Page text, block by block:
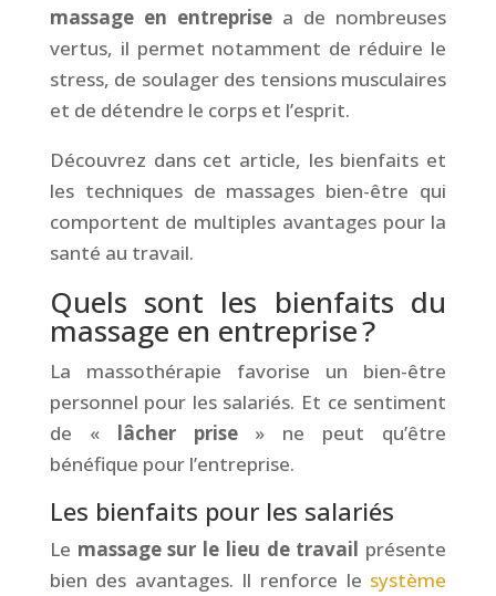
massage en entreprisea de nombreuses
vertus, il permet notamment de réduire le
stress, de soulager des tensions musculaires
et de détendre le corps et l’esprit.
Découvrez dans cet article, les bienfaits et
les techniques de massages bien-être qui
comportent de multiples avantages pour la
santé au travail.
Quels sont les bienfaits du
massage en entreprise ?
La massothérapie favorise un bien-être
personnel pour les salariés. Et ce sentiment
de « lâcher prise » ne peut qu’être
bénéfique pour l’entreprise.
Les bienfaits pour les salariés
Le massage sur le lieu de travail présente
bien des avantages. Il renforce le système